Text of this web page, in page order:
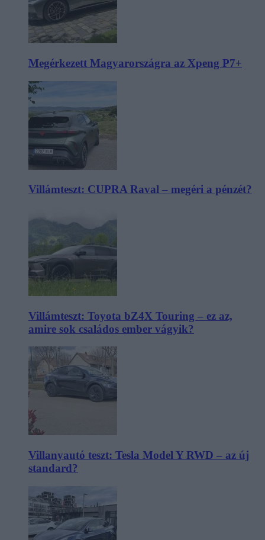
Megérkezett Magyarországra az Xpeng P7+
Villámteszt: CUPRA Raval – megéri a pénzét?
Villámteszt: Toyota bZ4X Touring – ez az,
amire sok családos ember vágyik?
Villanyautó teszt: Tesla Model Y RWD – az új
standard?